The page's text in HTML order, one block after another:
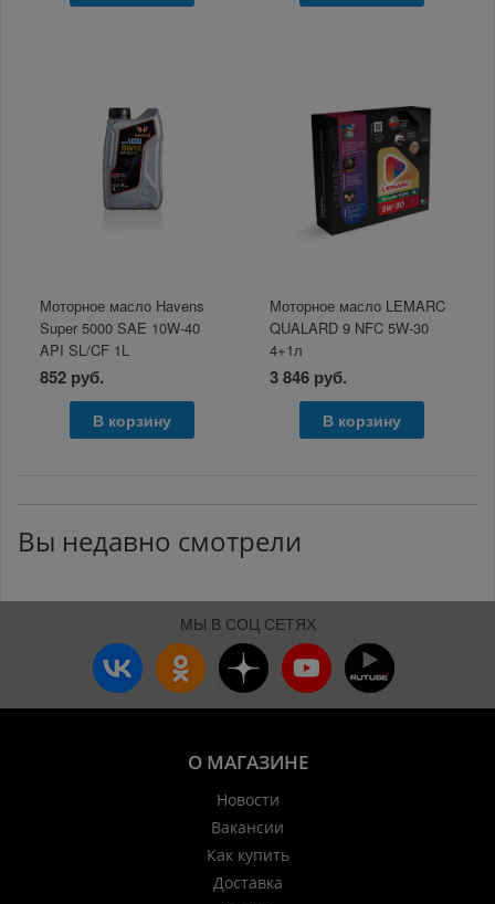
Моторное масло Havens
Super 5000 SAE 10W-40
API SL/CF 1L
852 руб.
В корзину
Моторное масло LEMARC
QUALARD 9 NFC 5W-30
4+1л
3 846 руб.
В корзину
Вы недавно смотрели
МЫ В СОЦ СЕТЯХ
О МАГАЗИНЕ
Новости
Вакансии
Как купить
Доставка